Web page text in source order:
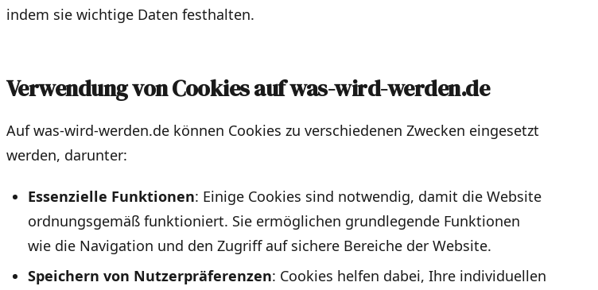
indem sie wichtige Daten festhalten.
Verwendung von Cookies auf was-wird-werden.de
Auf was-wird-werden.de können Cookies zu verschiedenen Zwecken eingesetzt
werden, darunter:
Essenzielle Funktionen: Einige Cookies sind notwendig, damit die Website
ordnungsgemäß funktioniert. Sie ermöglichen grundlegende Funktionen
wie die Navigation und den Zugriff auf sichere Bereiche der Website.
Speichern von Nutzerpräferenzen: Cookies helfen dabei, Ihre individuellen